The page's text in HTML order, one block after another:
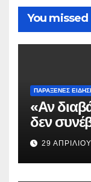
You missed
ΠΑΡΆΞΕΝΕΣ
«Αν
δεν
29